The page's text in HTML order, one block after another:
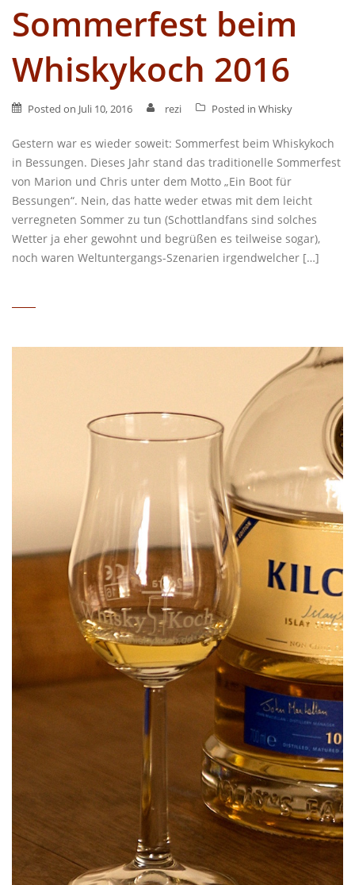
Sommerfest beim
Whiskykoch 2016
Posted on Juli 10, 2016 rezi Posted in Whisky
Gestern war es wieder soweit: Sommerfest beim Whiskykoch
in Bessungen. Dieses Jahr stand das traditionelle Sommerfest
von Marion und Chris unter dem Motto „Ein Boot für
Bessungen“. Nein, das hatte weder etwas mit dem leicht
verregneten Sommer zu tun (Schottlandfans sind solches
Wetter ja eher gewohnt und begrüßen es teilweise sogar),
noch waren Weltuntergangs-Szenarien irgendwelcher […]